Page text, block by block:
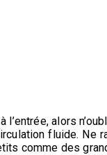
alors
fluide. Ne
comme des